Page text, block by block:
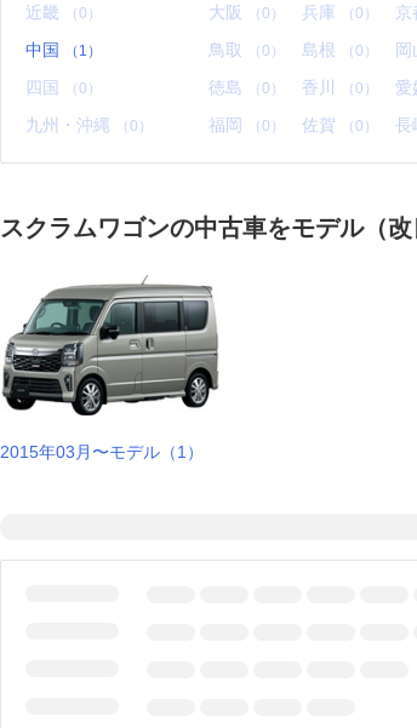
近畿 （0） 大阪 （0） 兵庫 （0） 京
中国 （1） 鳥取 （0） 島根 （0） 岡
四国 （0） 徳島 （0） 香川 （0） 愛
九州・沖縄 （0） 福岡 （0） 佐賀 （0） 長
スクラムワゴンの中古車をモデル（
2015年03月〜モデル（1）